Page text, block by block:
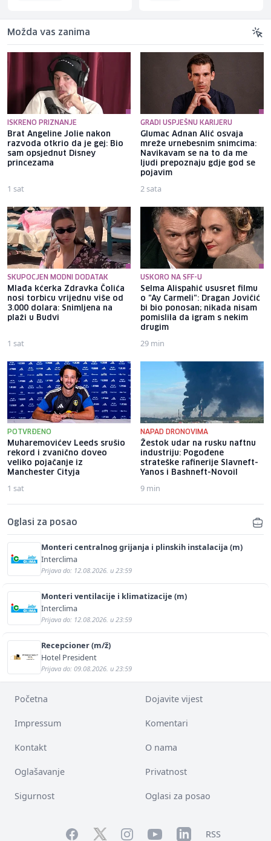
Možda vas zanima
ISKRENO PRIZNANJE
Brat Angeline Jolie nakon
razvoda otkrio da je gej: Bio
sam opsjednut Disney
princezama
1 sat
GRADI USPJEŠNU KARIJERU
Glumac Adnan Alić osvaja
mreže urnebesnim snimcima:
Navikavam se na to da me
ljudi prepoznaju gdje god se
pojavim
2 sata
SKUPOCJEN MODNI DODATAK
Mlađa kćerka Zdravka Čolića
nosi torbicu vrijednu više od
3.000 dolara: Snimljena na
plaži u Budvi
1 sat
USKORO NA SFF-U
Selma Alispahić ususret filmu
o "Ay Carmeli": Dragan Jovičić
bi bio ponosan; nikada nisam
pomislila da igram s nekim
drugim
29 min
POTVRĐENO
Muharemovićev Leeds srušio
rekord i zvanično doveo
veliko pojačanje iz
Manchester Cityja
1 sat
NAPAD DRONOVIMA
Žestok udar na rusku naftnu
industriju: Pogođene
strateške rafinerije Slavneft-
Yanos i Bashneft-Novoil
9 min
Oglasi za posao
Monteri centralnog grijanja i plinskih instalacija (m)
Interclima
Prijava do: 12.08.2026. u 23:59
Monteri ventilacije i klimatizacije (m)
Interclima
Prijava do: 12.08.2026. u 23:59
Recepcioner (m/ž)
Hotel President
Prijava do: 09.08.2026. u 23:59
Početna Dojavite vijest
Impressum Komentari
Kontakt O nama
Oglašavanje Privatnost
Sigurnost Oglasi za posao
FacebookTwitterInstagramYouTubeLinkedInRSS